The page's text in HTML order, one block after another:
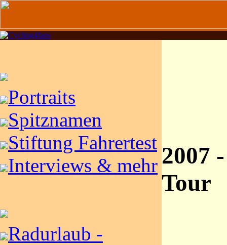
Portraits
Spitznamen
Stiftung Fahrertest
Interviews & mehr
Radurlaub -
2007
Tour